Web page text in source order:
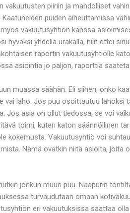
piiriin ja mahdolliset
puiden aiheuttamissa
vakuutusyhtiön kanssa
hyväksi yhdellä urakalla, niin ettei
raportin vakuutusyhtiölle
asiointia jo paljon, raporttia
muassa säähän. Eli siihen, onko
vai laho. Jos puu osoittautuu
Jos asia on ollut tiedossa, se voi
toimi, kuten katon säännöllinen
kokemusta. Vakuutusyhtiö voi
Nämä ovatkin niitä asioita, joita
jonkun muun puu. Naapurin
turvaudutaan omaan
eri vakuutuksissa saattaa